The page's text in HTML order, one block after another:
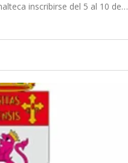
inscribirse del 5 al 10 de…